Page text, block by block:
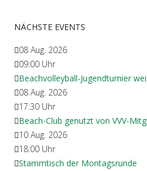
NÄCHSTE EVENTS
08 Aug. 2026
09:00 Uhr
Beachvolleyball-Jugendturnier
08 Aug. 2026
17:30 Uhr
Beach-Club genutzt von VVV-
10 Aug. 2026
18:00 Uhr
Stammtisch der Montagsrunde